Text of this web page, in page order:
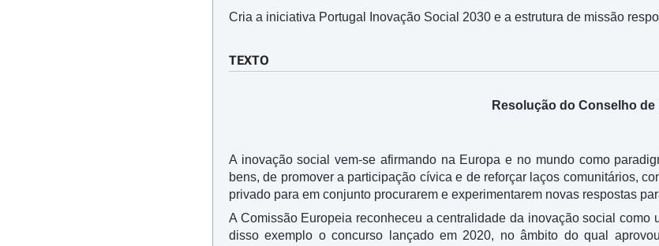
Cria a iniciativa Portugal Inovação Social 2030 e a estrutura de missão
TEXTO
Resolução do Conselho de
A inovação social vem-se afirmando na Europa e no mundo como
bens, de promover a participação cívica e de reforçar laços comunitários,
privado para em conjunto procurarem e experimentarem novas respostas
A Comissão Europeia reconheceu a centralidade da inovação social
disso exemplo o concurso lançado em 2020, no âmbito do qual